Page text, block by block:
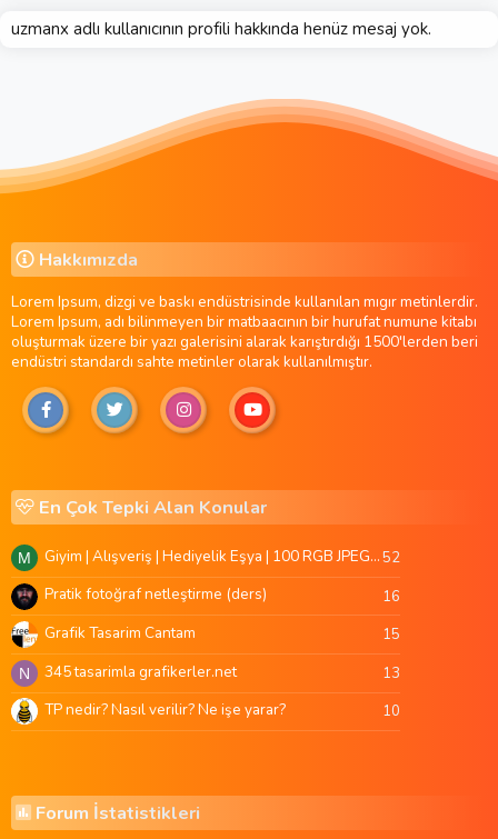
uzmanx adlı kullanıcının profili hakkında henüz mesaj yok.
Hakkımızda
Lorem Ipsum, dizgi ve baskı endüstrisinde kullanılan mıgır metinlerdir.
Lorem Ipsum, adı bilinmeyen bir matbaacının bir hurufat numune kitabı
oluşturmak üzere bir yazı galerisini alarak karıştırdığı 1500'lerden beri
endüstri standardı sahte metinler olarak kullanılmıştır.
En Çok Tepki Alan Konular
M Giyim | Alışveriş | Hediyelik Eşya | 100 RGB JPEG Images | 5920x4420 Pixels | 501 MB52
Pratik fotoğraf netleştirme (ders) 16
Grafik Tasarim Cantam 15
N 345 tasarimla grafikerler.net 13
TP nedir? Nasıl verilir? Ne işe yarar? 10
Forum İstatistikleri